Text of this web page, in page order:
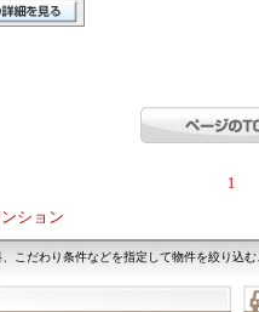
1
ション
こだわり条件などを指定して物件を絞り込む